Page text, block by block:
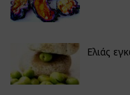
Ελιάς